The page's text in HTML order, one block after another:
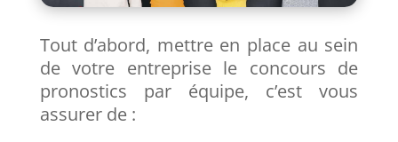
Tout d’abord, mettre en place au sein
de votre entreprise le concours de
pronostics par équipe, c’est vous
assurer de :